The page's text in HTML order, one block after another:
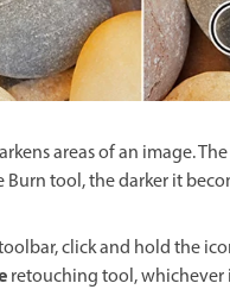
areas of an image.
tool, the darker it
click and hold the
retouching tool, whichever